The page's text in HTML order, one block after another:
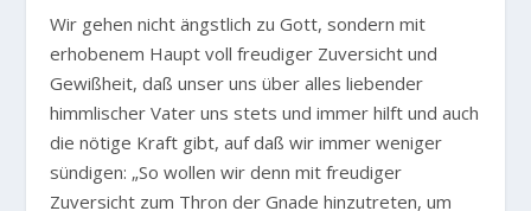
Wir gehen nicht ängstlich zu Gott, sondern mit
erhobenem Haupt voll freudiger Zuversicht und
Gewißheit, daß unser uns über alles liebender
himmlischer Vater uns stets und immer hilft und auch
die nötige Kraft gibt, auf daß wir immer weniger
sündigen: „So wollen wir denn mit freudiger
Zuversicht zum Thron der Gnade hinzutreten, um